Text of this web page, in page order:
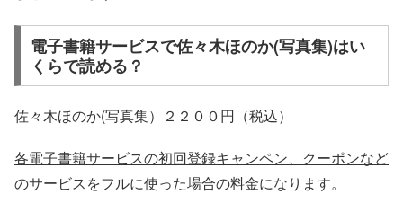
電子書籍サービスで佐々木ほのか(写真集)はい
くらで読める？
佐々木ほのか(写真集）２２００円（税込）
各電子書籍サービスの初回登録キャンペン、クーポンなど
のサービスをフルに使った場合の料金になります。